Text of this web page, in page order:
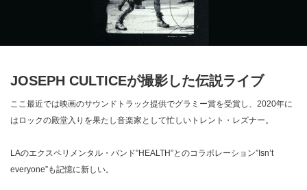
JOSEPH CULTICEが撮影した伝説ライブ
ここ最近では映画のサウンドトラック提供でグラミー賞を受賞し、2020年に
はロックの殿堂入りを果たし音楽家として忙しいトレント・レズナー。
LAのエクスペリメンタル・バンド”HEALTH”とのコラボレーション”Isn’t
everyone”も記憶に新しい。